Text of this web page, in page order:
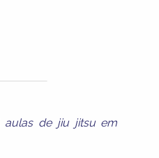
aulas de jiu jitsu em